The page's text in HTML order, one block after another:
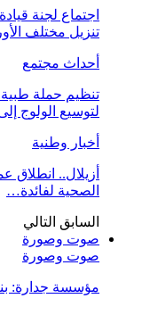
اجتماع لجنة
تنزيل مختلف
أحداث مجتمع
لتوسيع الولوج
أخبار وطنية
الصحية لفائدة…
السابق التالي
صوت وصورة
صوت وصورة
مؤسسة جدارة: